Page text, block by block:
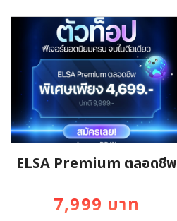
ELSA Premium ตลอดชีพ
7,999 บาท